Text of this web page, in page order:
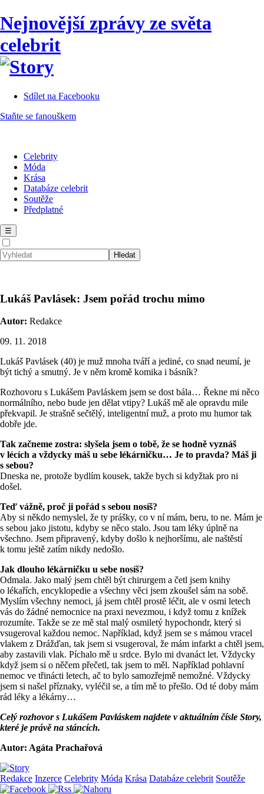
Nejnovější zprávy ze světa
celebrit
Sdílet na Facebooku
Staňte se fanouškem
Celebrity
Móda
Krása
Databáze celebrit
Soutěže
Předplatné
☰
Lukáš Pavlásek: Jsem pořád trochu mimo
Autor: Redakce
09. 11. 2018
Lukáš Pavlásek (40) je muž mnoha tváří a jediné, co snad neumí, je
být tichý a smutný. Je v něm kromě komika i básník?
Rozhovoru s Lukášem Pavláskem jsem se dost bála… Řekne mi něco
normálního, nebo bude jen dělat vtipy? Lukáš mě ale opravdu mile
překvapil. Je strašně sečtělý, inteligentní muž, a proto mu humor tak
dobře jde.
Tak začneme zostra: slyšela jsem o tobě, že se hodně vyznáš
v lécích a vždycky máš u sebe lékárničku… Je to pravda? Máš ji
s sebou?
Dneska ne, protože bydlím kousek, takže bych si kdyžtak pro ni
došel.
Teď vážně, proč ji pořád s sebou nosíš?
Aby si někdo nemyslel, že ty prášky, co v ní mám, beru, to ne. Mám je
s sebou jako jistotu, kdyby se něco stalo. Jsou tam léky úplně na
všechno. Jsem připravený, kdyby došlo k nejhoršímu, ale naštěstí
k tomu ještě zatím nikdy nedošlo.
Jak dlouho lékárničku u sebe nosíš?
Odmala. Jako malý jsem chtěl být chirurgem a četl jsem knihy
o lékařích, encyklopedie a všechny věci jsem zkoušel sám na sobě.
Myslím všechny nemoci, já jsem chtěl prostě léčit, ale v osmi letech
vás do žádné nemocnice na praxi nevezmou, i když tomu z knížek
rozumíte. Takže se ze mě stal malý osmiletý hypochondr, který si
vsugeroval každou nemoc. Například, když jsem se s mámou vracel
vlakem z Drážďan, tak jsem si vsugeroval, že mám infarkt a chtěl jsem,
aby zastavili vlak. Píchalo mě u srdce. Bylo mi dvanáct let. Vždycky
když jsem si o něčem přečetl, tak jsem to měl. Například pohlavní
nemoc ve třinácti letech, ač to bylo samozřejmě nemožné. Vždycky
jsem si našel příznaky, vyléčil se, a tím mě to přešlo. Od té doby mám
rád léky a lékárny…
Celý rozhovor s Lukášem Pavláskem najdete v aktuálním čísle Story,
které je právě na stáncích.
Autor: Agáta Prachařová
Redakce Inzerce Celebrity Móda Krása Databáze celebrit Soutěže